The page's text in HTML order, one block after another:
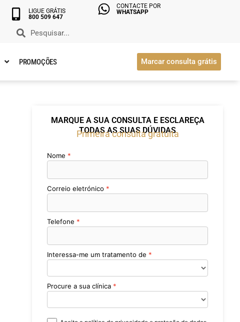
LIGUE GRÁTIS
800 509 647
CONTACTE POR
WHATSAPP
PROMOÇÕES Marcar consulta grátis
MARQUE A SUA CONSULTA E ESCLAREÇA
TODAS AS SUAS DÚVIDAS
Primeira consulta gratuita
Nome
Correio eletrónico
Telefone
Interessa-me um tratamento de
Procure a sua clínica